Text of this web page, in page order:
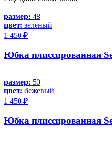
размер: 48
цвет: зелёный
1 450 ₽
Юбка плиссированная
размер: 50
цвет: бежевый
1 450 ₽
Юбка плиссированная